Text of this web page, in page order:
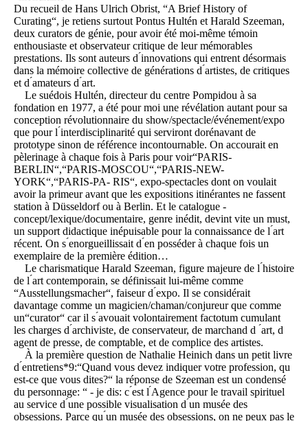
Du recueil de Hans Ulrich Obrist, “A Brief History of
Curating“, je retiens surtout Pontus Hultén et Harald Szeeman,
deux curators de génie, pour avoir été moi-même témoin
enthousiaste et observateur critique de leur mémorables
prestations. Ils sont auteurs d ́innovations qui entrent désormais
dans la mémoire collective de générations d ́artistes, de critiques
et d ́amateurs d ́art.
Le suédois Hultén, directeur du centre Pompidou à sa
fondation en 1977, a été pour moi une révélation autant pour sa
conception révolutionnaire du show/spectacle/événement/expo
que pour l ́interdisciplinarité qui serviront dorénavant de
prototype sinon de référence incontournable. On accourait en
pèlerinage à chaque fois à Paris pour voir“PARIS-
BERLIN“,“PARIS-MOSCOU“,“PARIS-NEW-
YORK“,“PARIS-PA- RIS“, expo-spectacles dont on voulait
avoir la primeur avant que les expositions itinérantes ne fassent
station à Düsseldorf ou à Berlin. Et le catalogue -
concept/lexique/documentaire, genre inédit, devint vite un must,
un support didactique inépuisable pour la connaissance de l ́art
récent. On s ́enorgueillissait d ́en posséder à chaque fois un
exemplaire de la première édition…
Le charismatique Harald Szeeman, figure majeure de l ́histoire
de l ́art contemporain, se définissait lui-même comme
“Ausstellungsmacher“, faiseur d ́expo. Il se considérait
davantage comme un magicien/chaman/conjureur que comme
un“curator“ car il s ́avouait volontairement factotum cumulant
les charges d ́archiviste, de conservateur, de marchand d ́art, d
́agent de presse, de comptable, et de complice des artistes.
À la première question de Nathalie Heinich dans un petit livre
d ́entretiens*9:“Quand vous devez indiquer votre profession, qu
́est-ce que vous dites?“ la réponse de Szeeman est un condensé
du personnage: “ - je dis: c ́est l ́Agence pour le travail spirituel
au service d ́une possible visualisation d ́un musée des
obsessions. Parce qu ́un musée des obsessions, on ne peux pas le